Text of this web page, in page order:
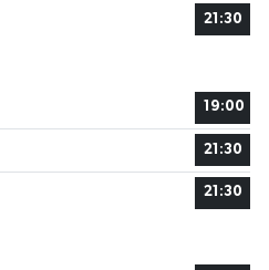
21:30
19:00
21:30
21:30